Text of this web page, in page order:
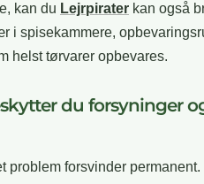
kan du Lejrpirater kan også
i spisekammere,
helst tørvarer opbevares.
du forsyninger
problem forsvinder